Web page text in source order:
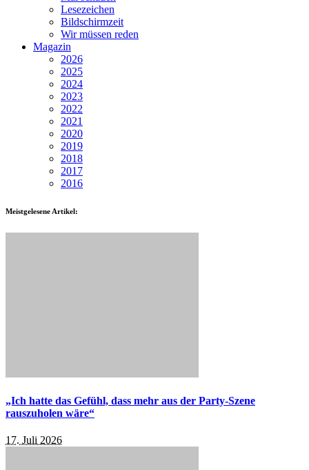
Lesezeichen
Bildschirmzeit
Wir müssen reden
Magazin
2026
2025
2024
2023
2022
2021
2020
2019
2018
2017
2016
Meistgelesene Artikel:
„Ich hatte das Gefühl, dass mehr aus der Party-Szene
rauszuholen wäre“
17. Juli 2026